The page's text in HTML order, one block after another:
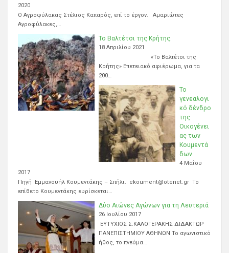
2020
Ο Αγροφύλακας Στέλιος Καπαρός, επί το έργον. Αμαριώτες
Αγροφύλακες,…
Το Βαλτέτσι της Κρήτης.
18 Απριλίου 2021
«Το Βαλτέτσι της
Κρήτης» Επετειακό αφιέρωμα, για τα
200…
Το
γενεαλογι
κό δένδρο
της
Οικογένει
ας των
Κουμεντά
δων.
4 Μαΐου
2017
Πηγή Εμμανουήλ Κουμεντάκης – Σπήλι. ekoument@otenet.gr Το
επίθετο Κουμεντάκης ευρίσκεται…
Δύο Αιώνες Αγώνων για τη Λευτεριά
26 Ιουλίου 2017
ΕΥΤΥΧΙΟΣ Σ.ΚΑΛΟΓΕΡΑΚΗΣ ΔΙΔΑΚΤΩΡ
ΠΑΝΕΠΙΣΤΗΜΙΟΥ ΑΘΗΝΩΝ Το αγωνιστικό
ήθος, το πνεύμα…